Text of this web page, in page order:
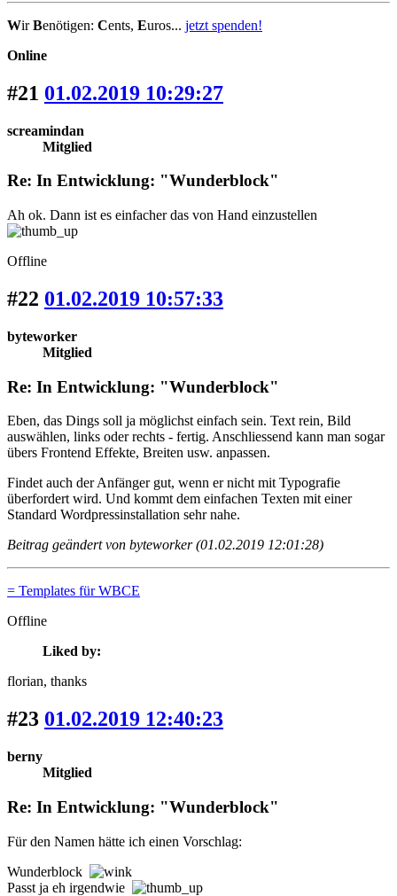
WirBenötigen: Cents, Euros... jetzt spenden!
Online
#21 01.02.2019 10:29:27
screamindan
Mitglied
Re: In Entwicklung: "Wunderblock"
Ah ok. Dann ist es einfacher das von Hand einzustellen
Offline
#22 01.02.2019 10:57:33
byteworker
Mitglied
Re: In Entwicklung: "Wunderblock"
Eben, das Dings soll ja möglichst einfach sein. Text rein, Bild
auswählen, links oder rechts - fertig. Anschliessend kann man sogar
übers Frontend Effekte, Breiten usw. anpassen.
Findet auch der Anfänger gut, wenn er nicht mit Typografie
überfordert wird. Und kommt dem einfachen Texten mit einer
Standard Wordpressinstallation sehr nahe.
Beitrag geändert von byteworker (01.02.2019 12:01:28)
= Templates für WBCE
Offline
Liked by:
florian, thanks
#23 01.02.2019 12:40:23
berny
Mitglied
Re: In Entwicklung: "Wunderblock"
Für den Namen hätte ich einen Vorschlag:
Wunderblock
Passt ja eh irgendwie